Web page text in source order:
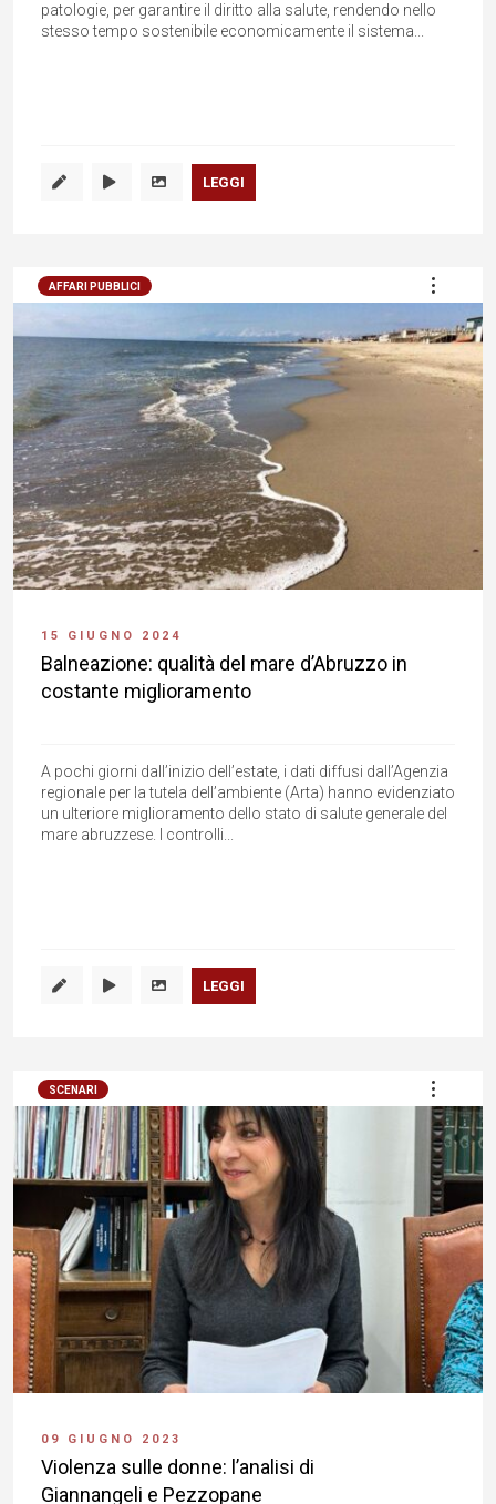
patologie, per garantire il diritto alla salute, rendendo nello
stesso tempo sostenibile economicamente il sistema...
LEGGI
AFFARI PUBBLICI
15 GIUGNO 2024
Balneazione: qualità del mare d’Abruzzo in
costante miglioramento
A pochi giorni dall’inizio dell’estate, i dati diffusi dall’Agenzia
regionale per la tutela dell’ambiente (Arta) hanno evidenziato
un ulteriore miglioramento dello stato di salute generale del
mare abruzzese. I controlli...
LEGGI
SCENARI
09 GIUGNO 2023
Violenza sulle donne: l’analisi di
Giannangeli e Pezzopane